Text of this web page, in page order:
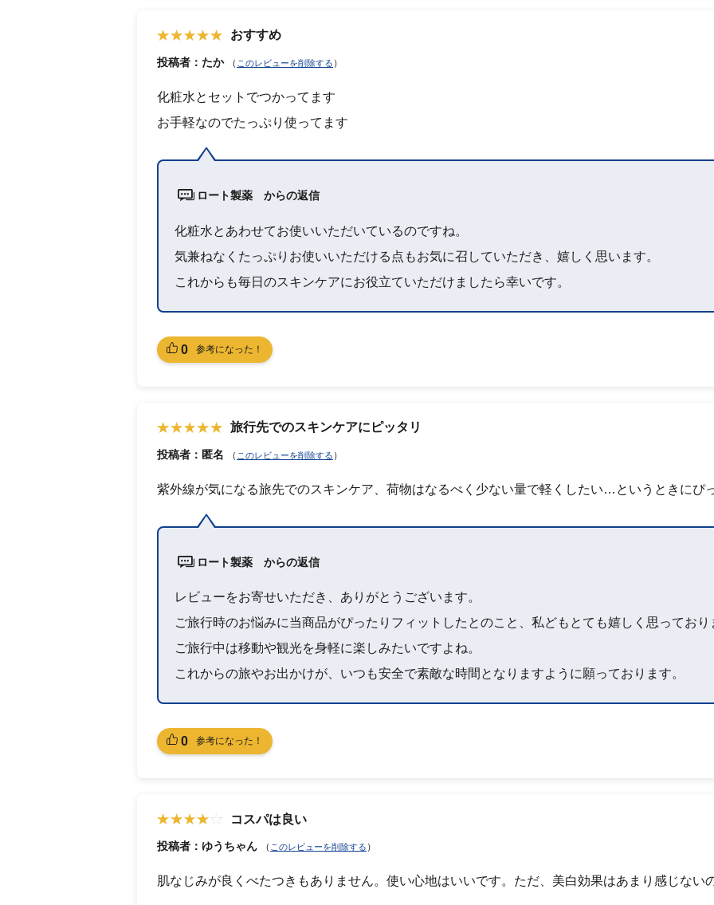
おすすめ
投稿者：たか （ このレビューを削除する ）
化粧水とセットでつかってます
お手軽なのでたっぷり使ってます
ロート製薬 からの返信
化粧水とあわせてお使いいただいているのですね。
気兼ねなくたっぷりお使いいただける点もお気に召していただき、嬉しく思います。
これからも毎日のスキンケアにお役立ていただけましたら幸いです。
0 参考になった！
旅行先でのスキンケアにピッタリ
投稿者：匿名 （ このレビューを削除する ）
紫外線が気になる旅先でのスキンケア、荷物はなるべく少ない量で軽くしたい…というときにぴ
ロート製薬 からの返信
レビューをお寄せいただき、ありがとうございます。
ご旅行時のお悩みに当商品がぴったりフィットしたとのこと、私どもとても嬉しく思っており
ご旅行中は移動や観光を身軽に楽しみたいですよね。
これからの旅やお出かけが、いつも安全で素敵な時間となりますように願っております。
0 参考になった！
コスパは良い
投稿者：ゆうちゃん （ このレビューを削除する ）
肌なじみが良くべたつきもありません。使い心地はいいです。ただ、美白効果はあまり感じない